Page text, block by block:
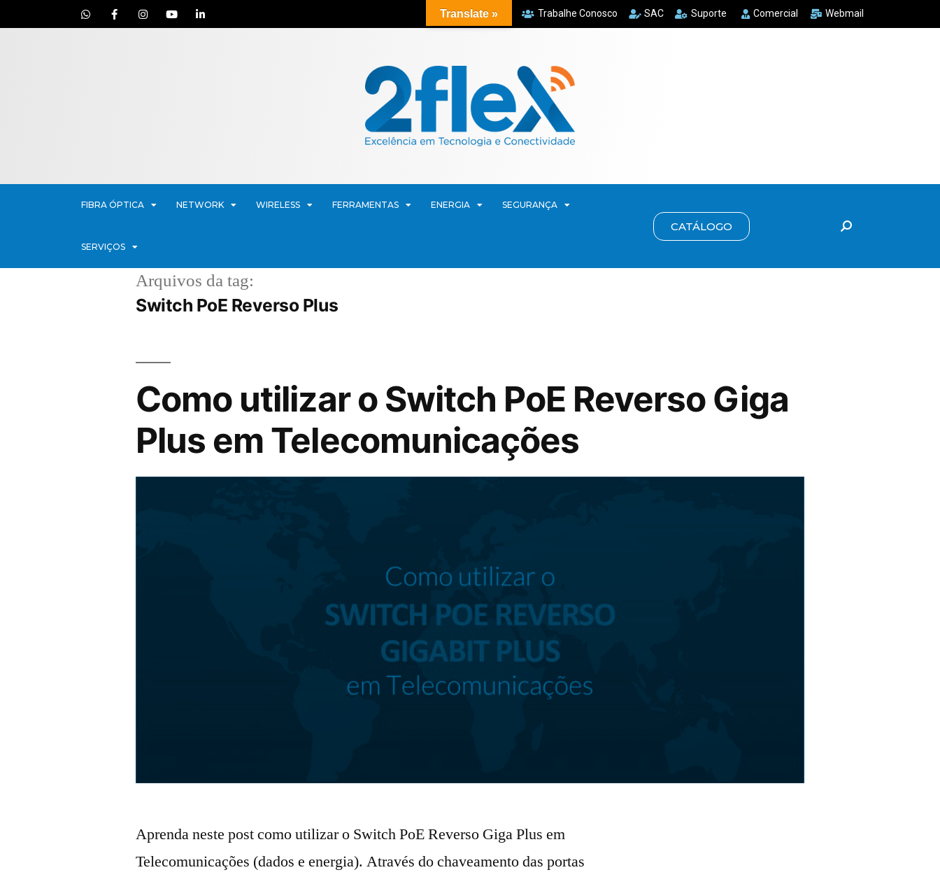
Trabalhe Conosco SAC Suporte Comercial Webmail
FIBRA ÓPTICA NETWORK WIRELESS FERRAMENTAS ENERGIA SEGURANÇA
SERVIÇOS
CATÁLOGO
Arquivos da tag:
Switch PoE Reverso Plus
Como utilizar o Switch PoE Reverso Giga
Plus em Telecomunicações
Aprenda neste post como utilizar o Switch PoE Reverso Giga Plus em
Telecomunicações (dados e energia). Através do chaveamento das portas
Translate »